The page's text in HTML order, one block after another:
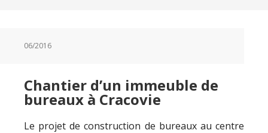
06/2016
Chantier d’un immeuble de
bureaux à Cracovie
Le projet de construction de bureaux au centre